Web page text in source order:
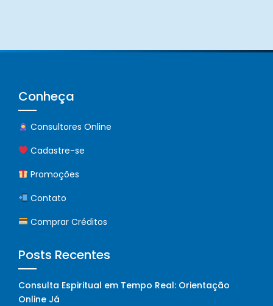
Conheça
Consultores Online
Cadastre-se
Promoções
Contato
Comprar Créditos
Posts Recentes
Consulta Espiritual em Tempo Real: Orientação
Online Já